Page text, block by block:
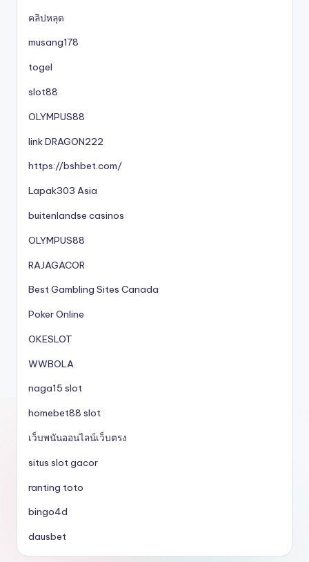
คลิปหลุด
musang178
togel
slot88
OLYMPUS88
link DRAGON222
https://bshbet.com/
Lapak303 Asia
buitenlandse casinos
OLYMPUS88
RAJAGACOR
Best Gambling Sites Canada
Poker Online
OKESLOT
WWBOLA
naga15 slot
homebet88 slot
เว็บพนันออนไลน์เว็บตรง
situs slot gacor
ranting toto
bingo4d
dausbet